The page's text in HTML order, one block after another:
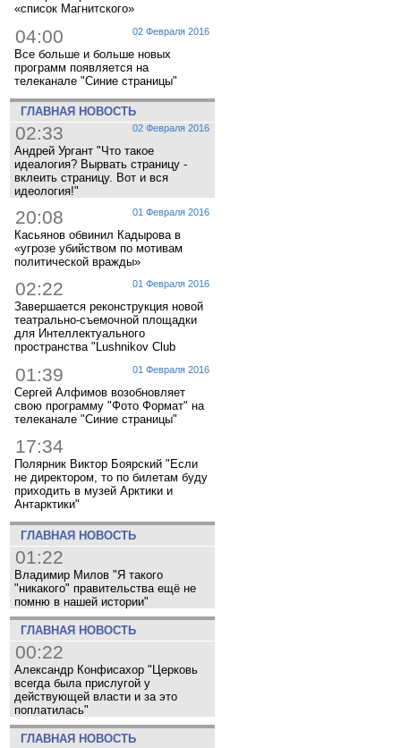
«список Магнитского»
02 Февраля 2016
04:00
Все больше и больше новых
программ появляется на
телеканале "Синие страницы"
ГЛАВНАЯ НОВОСТЬ
02 Февраля 2016
02:33
Андрей Ургант "Что такое
идеалогия? Вырвать страницу -
вклеить страницу. Вот и вся
идеология!"
01 Февраля 2016
20:08
Касьянов обвинил Кадырова в
«угрозе убийством по мотивам
политической вражды»
01 Февраля 2016
02:22
Завершается реконструкция новой
театрально-съемочной площадки
для Интеллектуального
пространства "Lushnikov Club
01 Февраля 2016
01:39
Сергей Алфимов возобновляет
свою программу "Фото Формат" на
телеканале "Синие страницы"
17:34
Полярник Виктор Боярский "Если
не директором, то по билетам буду
приходить в музей Арктики и
Антарктики"
ГЛАВНАЯ НОВОСТЬ
01:22
Владимир Милов "Я такого
"никакого" правительства ещё не
помню в нашей истории"
ГЛАВНАЯ НОВОСТЬ
00:22
Александр Конфисахор "Церковь
всегда была прислугой у
действующей власти и за это
поплатилась"
ГЛАВНАЯ НОВОСТЬ